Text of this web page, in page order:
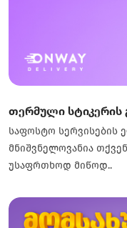
თერმული სტიკერის
საფოსტო სერვისების
მნიშვნელოვანია
უსაფრთხოდ მიწოდ..